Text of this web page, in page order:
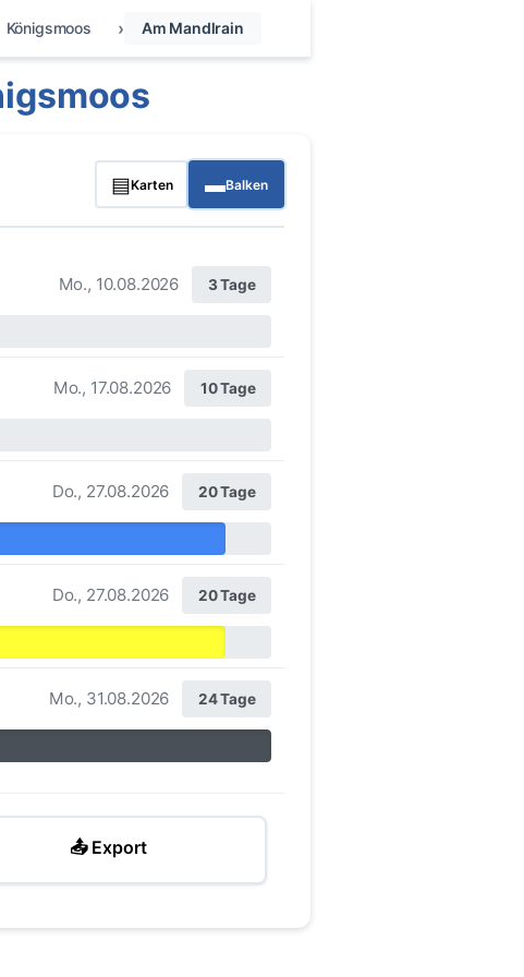
Königsmoos Am Mandlrain
▤Karten ▬Balken
Mo., 10.08.2026 3 Tage
Mo., 17.08.2026 10 Tage
Do., 27.08.2026 20 Tage
Do., 27.08.2026 20 Tage
Mo., 31.08.2026 24 Tage
📤 Export